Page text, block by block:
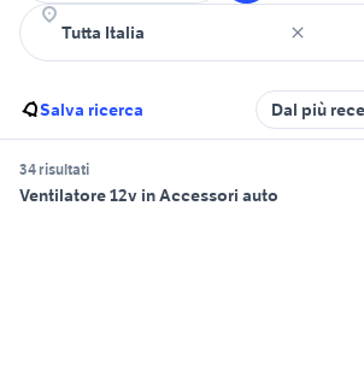
Salva ricerca Dal più
34 risultati
Ventilatore 12v in Accessori auto